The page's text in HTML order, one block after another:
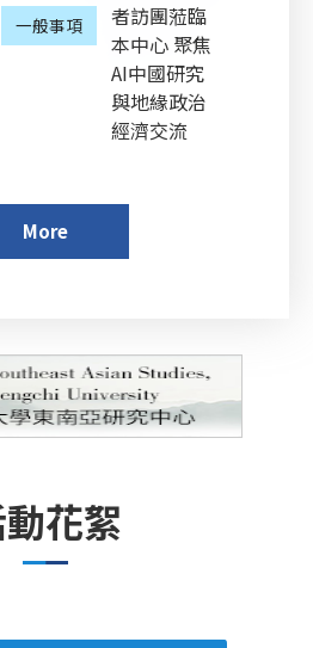
一般事項
者訪團蒞臨
本中心 聚焦
AI中國研究
與地緣政治
經濟交流
More
花絮